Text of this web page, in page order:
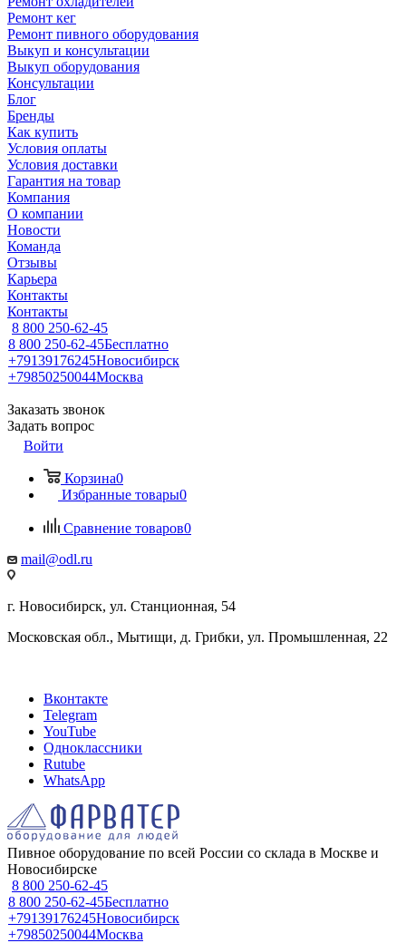
Ремонт кег
Ремонт пивного оборудования
Выкуп и консультации
Выкуп оборудования
Консультации
Блог
Бренды
Как купить
Условия оплаты
Условия доставки
Гарантия на товар
Компания
О компании
Новости
Команда
Отзывы
Карьера
Контакты
Контакты
8 800 250-62-45
8 800 250-62-45Бесплатно
+79139176245Новосибирск
+79850250044Москва
Заказать звонок
Задать вопрос
Войти
Корзина0
Избранные товары0
Сравнение товаров0
mail@odl.ru
г. Новосибирск, ул. Станционная, 54
Московская обл., Мытищи, д. Грибки, ул. Промышленная, 22
Вконтакте
Telegram
YouTube
Одноклассники
Rutube
WhatsApp
Пивное оборудование по всей России со склада в Москве и
Новосибирске
8 800 250-62-45
8 800 250-62-45Бесплатно
+79139176245Новосибирск
+79850250044Москва